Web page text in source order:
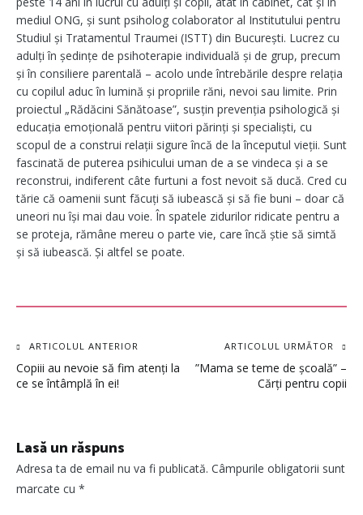
mediul ONG, și sunt psiholog colaborator al Institutului pentru
Studiul și Tratamentul Traumei (ISTT) din București. Lucrez cu
adulți în ședințe de psihoterapie individuală și de grup, precum
și în consiliere parentală – acolo unde întrebările despre relația
cu copilul aduc în lumină și propriile răni, nevoi sau limite. Prin
proiectul „Rădăcini Sănătoase”, susțin prevenția psihologică și
educația emoțională pentru viitori părinți și specialiști, cu
scopul de a construi relații sigure încă de la începutul vieții. Sunt
fascinată de puterea psihicului uman de a se vindeca și a se
reconstrui, indiferent câte furtuni a fost nevoit să ducă. Cred cu
tărie că oamenii sunt făcuți să iubească și să fie buni – doar că
uneori nu își mai dau voie. În spatele zidurilor ridicate pentru a
se proteja, rămâne mereu o parte vie, care încă știe să simtă
și să iubească. Și altfel se poate.
Navigare
în
ARTICOLUL ANTERIOR
Copiii au nevoie să fim atenți la
ce se întâmplă în ei!
ARTICOLUL URMĂTOR
”Mama se teme de școală” –
Cărți pentru copii
Lasă un răspuns
Adresa ta de email nu va fi publicată. Câmpurile obligatorii sunt
marcate cu *